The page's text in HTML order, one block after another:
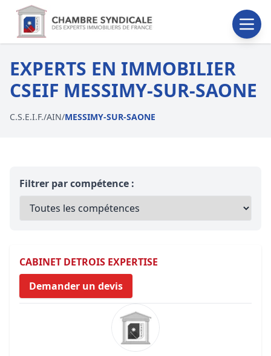
EXPERTS EN IMMOBILIER
CSEIF MESSIMY-SUR-SAONE
C.S.E.I.F./AIN/MESSIMY-SUR-SAONE
Filtrer par compétence :
CABINET DETROIS EXPERTISE
Demander un devis